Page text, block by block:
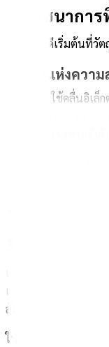
2. โภชนากา
สุขภาพที่ดีเริ่มต้นที่วั
ศาสตร์แห่งควา
DENBA+ ใช้คลื่นอิเ
เจริญเติบโตของแบ
นานกว่าตู้เย็นปกติถึง
3. สุขอนามัย
เสื้อผ้าคือผิวหนังชั้นที่
แทรกซึมลึกเข้าไปใน
สัมผัส
ในแง่ของสภาพแวดล้